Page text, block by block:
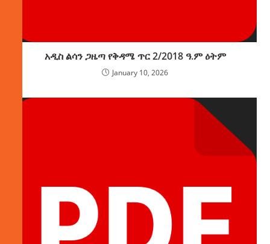
አዲስ ልሳን ጋዜጣ የቅዳሜ ጥር 2/2018 ዓ.ም ዕትም
January 10, 2026